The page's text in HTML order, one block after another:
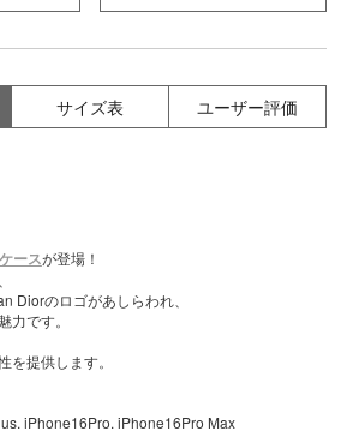
サイズ表 ユーザー評価
ースが登場！
Diorのロゴがあしらわれ、
力です。
を提供します。
iPhone16Pro. iPhone16Pro Max